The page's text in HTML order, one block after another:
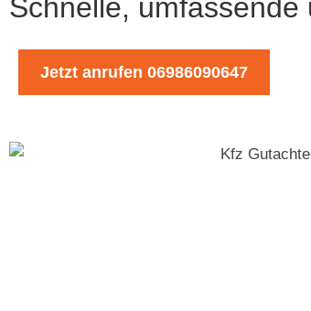
Schnelle,
Jetzt anrufen 06986090647